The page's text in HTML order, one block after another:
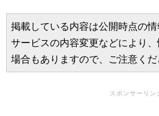
掲載している内容は公開時点の
サービスの内容変更などにより
場合もありますので、ご注意くだ
スポンサーリン